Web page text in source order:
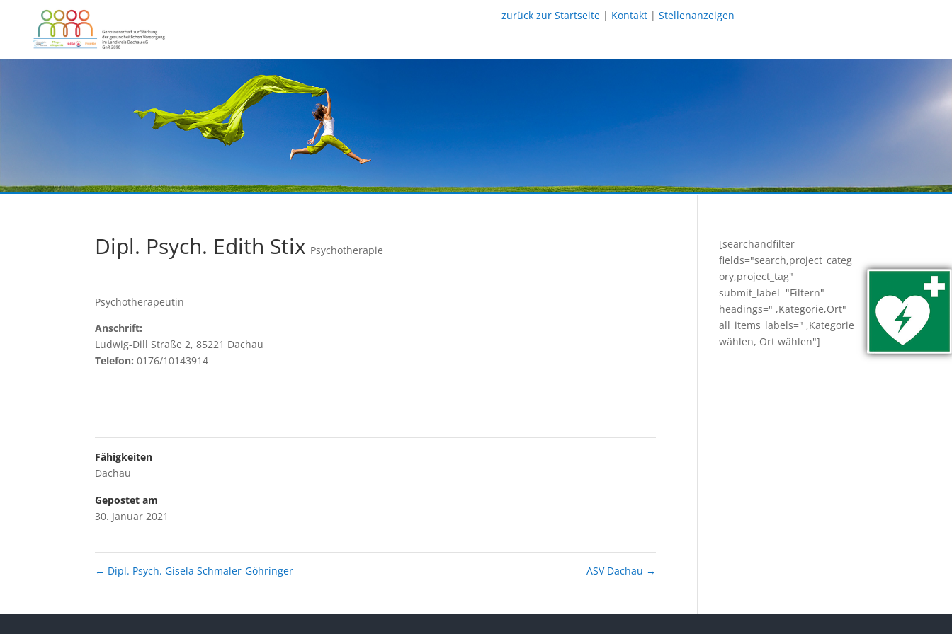
zurück zur Startseite | Kontakt |Stellenanzeigen
Dipl. Psych. Edith Stix Psychotherapie
Psychotherapeutin
Anschrift:
Ludwig-Dill Straße 2, 85221 Dachau
Telefon: 0176/10143914
Fähigkeiten
Dachau
Gepostet am
30. Januar 2021
← Dipl. Psych. Gisela Schmaler-Göhringer ASV Dachau →
[searchandfilter
fields="search,project_categ
ory,project_tag"
submit_label="Filtern"
headings=" ,Kategorie,Ort"
all_items_labels=" ,Kategorie
wählen, Ort wählen"]